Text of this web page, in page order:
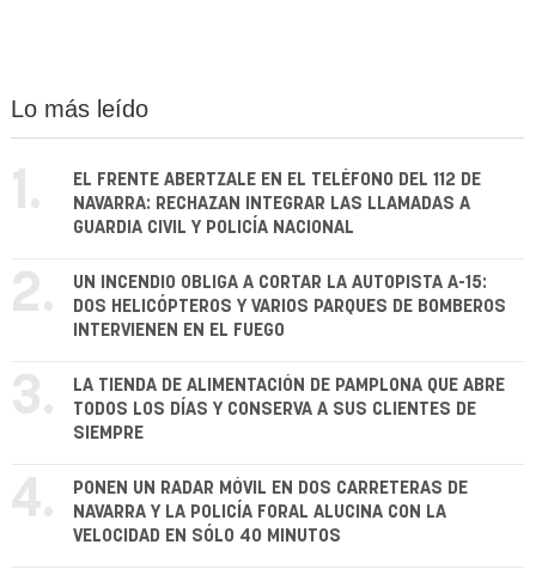
Lo más leído
1.
EL FRENTE ABERTZALE EN EL TELÉFONO DEL 112 DE
NAVARRA: RECHAZAN INTEGRAR LAS LLAMADAS A
GUARDIA CIVIL Y POLICÍA NACIONAL
2.
UN INCENDIO OBLIGA A CORTAR LA AUTOPISTA A-15:
DOS HELICÓPTEROS Y VARIOS PARQUES DE BOMBEROS
INTERVIENEN EN EL FUEGO
3.
LA TIENDA DE ALIMENTACIÓN DE PAMPLONA QUE ABRE
TODOS LOS DÍAS Y CONSERVA A SUS CLIENTES DE
SIEMPRE
4.
PONEN UN RADAR MÓVIL EN DOS CARRETERAS DE
NAVARRA Y LA POLICÍA FORAL ALUCINA CON LA
VELOCIDAD EN SÓLO 40 MINUTOS